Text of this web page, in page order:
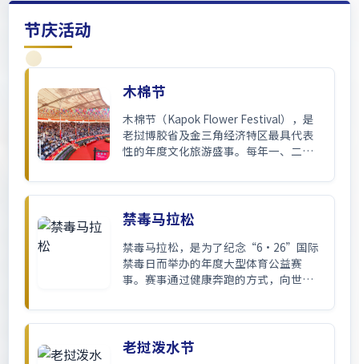
节庆活动
木棉节
木棉节（Kapok Flower Festival），是
老挝博胶省及金三角经济特区最具代表
性的年度文化旅游盛事。每年一、二月
枝头，木棉节也随之拉开帷幕。
禁毒马拉松
禁毒马拉松，是为了纪念“6·26”国际
禁毒日而举办的年度大型体育公益赛
事。赛事通过健康奔跑的方式，向世界
发展”的坚定决心，是特区转型发展的
重要文化名片。
老挝泼水节